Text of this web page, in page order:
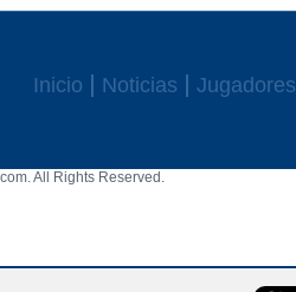
Inicio Noticias Jugadores
All Rights Reserved.